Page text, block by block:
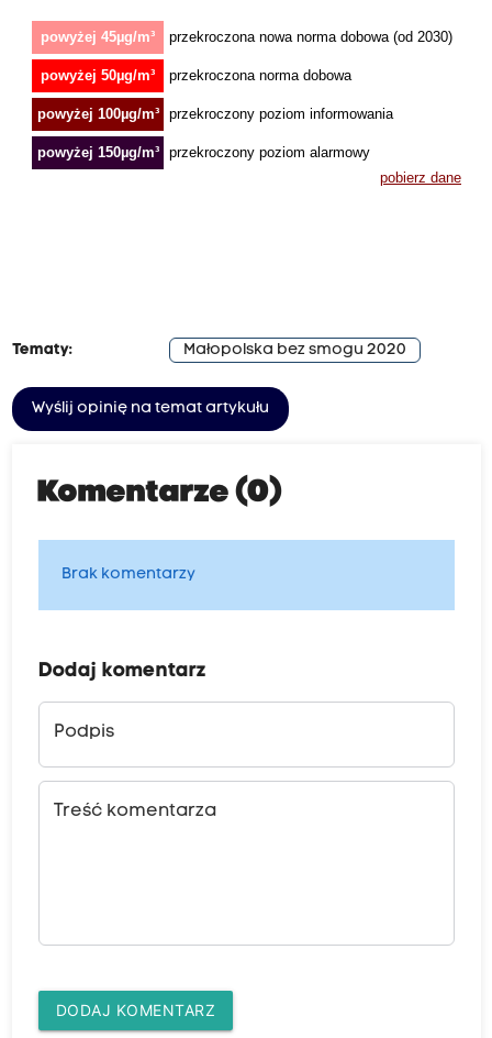
Tematy: Małopolska bez smogu 2020
Wyślij opinię na temat artykułu
Komentarze (0)
Brak komentarzy
Dodaj komentarz
Podpis
Treść komentarza
DODAJ KOMENTARZ